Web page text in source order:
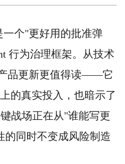
一个"更好用的批准弹
行为治理框架。从技术
品更新更值得读——它
的真实投入，也暗示了
战场正在从"谁能写更
的同时不变成风险制造